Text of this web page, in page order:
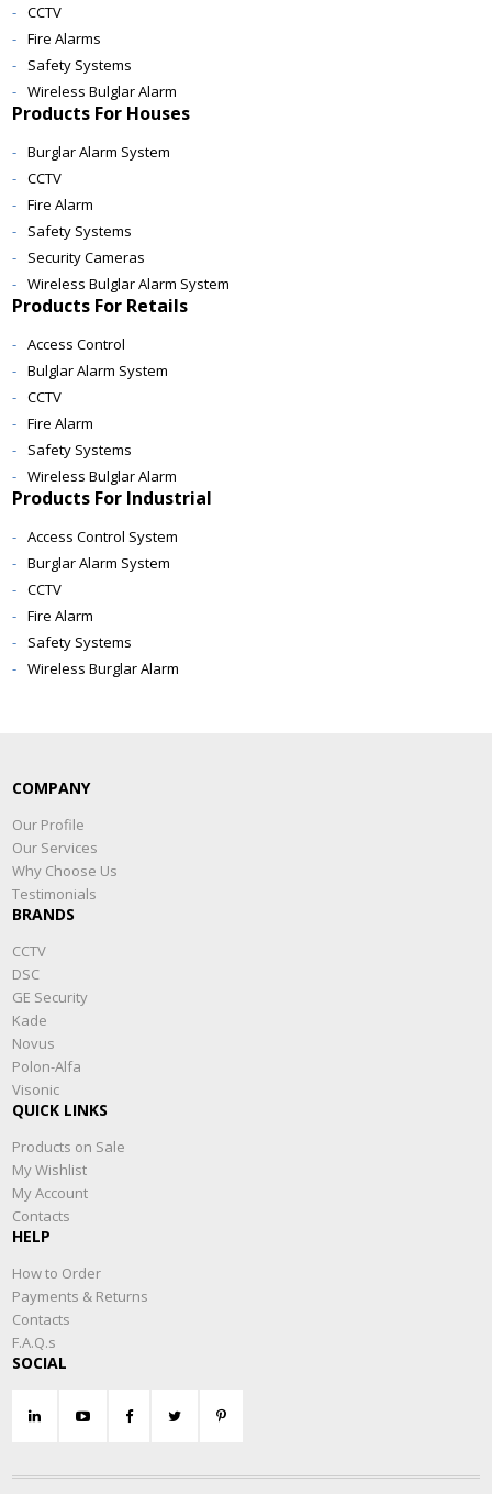
CCTV
Fire Alarms
Safety Systems
Wireless Bulglar Alarm
Products For Houses
Burglar Alarm System
CCTV
Fire Alarm
Safety Systems
Security Cameras
Wireless Bulglar Alarm System
Products For Retails
Access Control
Bulglar Alarm System
CCTV
Fire Alarm
Safety Systems
Wireless Bulglar Alarm
Products For Industrial
Access Control System
Burglar Alarm System
CCTV
Fire Alarm
Safety Systems
Wireless Burglar Alarm
COMPANY
Our Profile
Our Services
Why Choose Us
Testimonials
BRANDS
CCTV
DSC
GE Security
Kade
Novus
Polon-Alfa
Visonic
QUICK LINKS
Products on Sale
My Wishlist
My Account
Contacts
HELP
How to Order
Payments & Returns
Contacts
F.A.Q.s
SOCIAL